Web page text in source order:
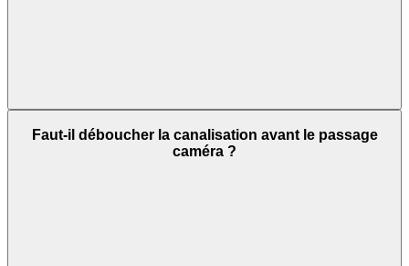
Faut-il déboucher la canalisation avant le passage
caméra ?